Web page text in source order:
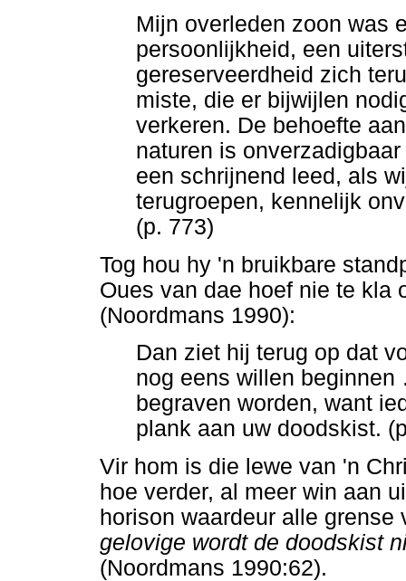
Mijn overleden zoon was
persoonlijkheid, een
gereserveerdheid zich
miste, die er bijwijlen
verkeren. De behoefte
naturen is
een schrijnend leed, als
terugroepen, kennelijk
(p. 773)
Tog hou hy 'n bruikbare
Oues van dae hoef nie te kla
(Noordmans 1990):
Dan ziet hij terug op dat
nog eens willen beginnen
begraven worden, want
plank aan uw doodskist.
Vir hom is die lewe van 'n
hoe verder, al meer win aan
horison waardeur alle grense
gelovige wordt de doodskist
(Noordmans 1990:62).